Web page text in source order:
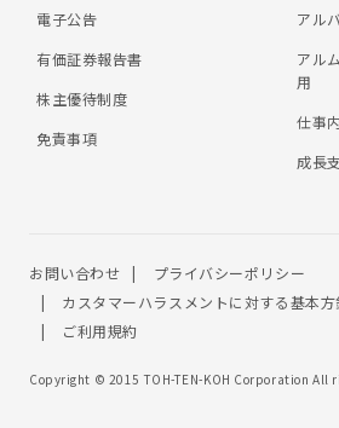
アル
アル
用
仕事
成長
電子公告
有価証券報告書
株主優待制度
免責事項
お問い合わせ
プライバシーポリシー
カスタマーハラスメントに対する基本方
ご利用規約
Copyright © 2015 TOH-TEN-KOH Corporation All